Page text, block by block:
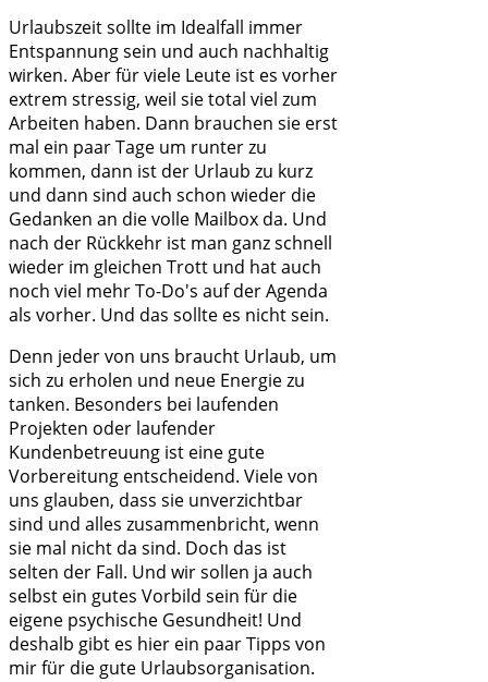
Urlaubszeit sollte im Idealfall immer
Entspannung sein und auch nachhaltig
wirken. Aber für viele Leute ist es vorher
extrem stressig, weil sie total viel zum
Arbeiten haben. Dann brauchen sie erst
mal ein paar Tage um runter zu
kommen, dann ist der Urlaub zu kurz
und dann sind auch schon wieder die
Gedanken an die volle Mailbox da. Und
nach der Rückkehr ist man ganz schnell
wieder im gleichen Trott und hat auch
noch viel mehr To-Do's auf der Agenda
als vorher. Und das sollte es nicht sein.
Denn jeder von uns braucht Urlaub, um
sich zu erholen und neue Energie zu
tanken. Besonders bei laufenden
Projekten oder laufender
Kundenbetreuung ist eine gute
Vorbereitung entscheidend. Viele von
uns glauben, dass sie unverzichtbar
sind und alles zusammenbricht, wenn
sie mal nicht da sind. Doch das ist
selten der Fall. Und wir sollen ja auch
selbst ein gutes Vorbild sein für die
eigene psychische Gesundheit! Und
deshalb gibt es hier ein paar Tipps von
mir für die gute Urlaubsorganisation.